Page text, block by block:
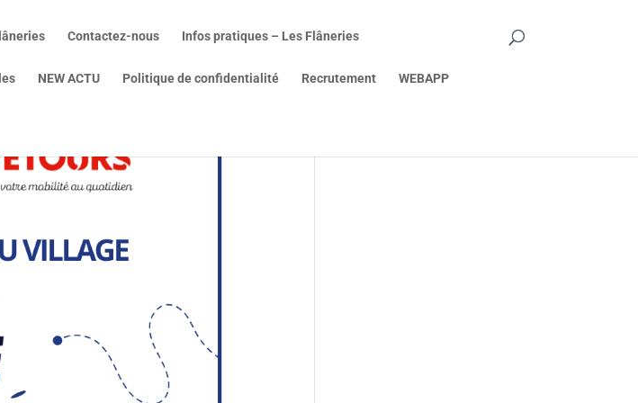
Contactez-nous Infos pratiques – Les Flâneries
NEW ACTU Politique de confidentialité Recrutement WEBAPP